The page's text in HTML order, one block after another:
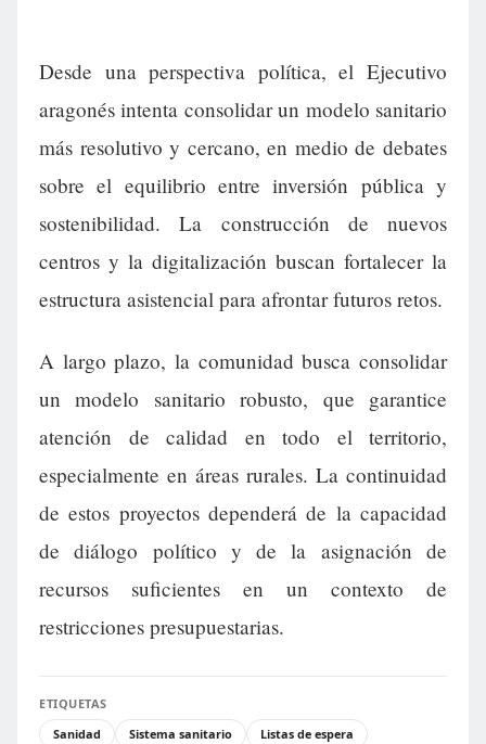
Desde una perspectiva política, el Ejecutivo
aragonés intenta consolidar un modelo sanitario
más resolutivo y cercano, en medio de debates
sobre el equilibrio entre inversión pública y
sostenibilidad. La construcción de nuevos
centros y la digitalización buscan fortalecer la
estructura asistencial para afrontar futuros retos.
A largo plazo, la comunidad busca consolidar
un modelo sanitario robusto, que garantice
atención de calidad en todo el territorio,
especialmente en áreas rurales. La continuidad
de estos proyectos dependerá de la capacidad
de diálogo político y de la asignación de
recursos suficientes en un contexto de
restricciones presupuestarias.
ETIQUETAS
Sanidad
Sistema sanitario
Listas de espera